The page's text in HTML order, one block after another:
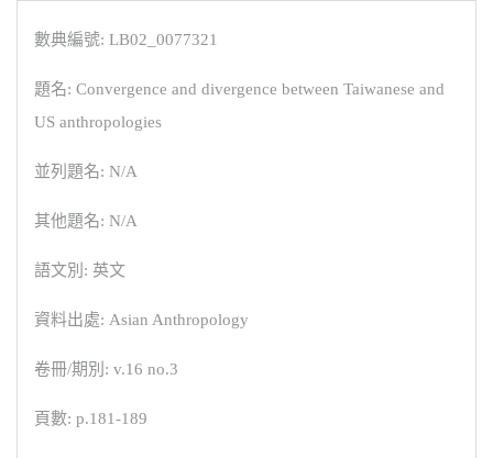
數典編號: LB02_0077321
題名: Convergence and divergence between Taiwanese and
US anthropologies
並列題名: N/A
其他題名: N/A
語文別: 英文
資料出處: Asian Anthropology
卷冊/期別: v.16 no.3
頁數: p.181-189